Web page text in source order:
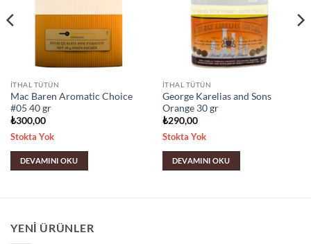
İTHAL TÜTÜN
Mac Baren Aromatic Choice
#05 40 gr
₺300,00
Stokta Yok
DEVAMINI OKU
İTHAL TÜTÜN
George Karelias and Sons
Orange 30 gr
₺290,00
Stokta Yok
DEVAMINI OKU
YENI ÜRÜNLER